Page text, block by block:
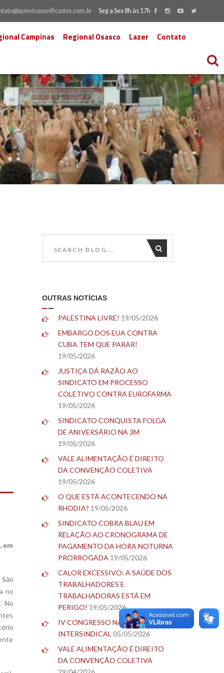
Seg a Sex 8h às 17h
Campinas Regional Osasco Lazer
Contato
em
no
No
OUTRAS NOTÍCIAS
PALESTINA LIVRE! 19/05/2026
EMBARGO DOS EUA CONTRA
CUBA TEM QUE PARAR!
19/05/2026
JUSTIÇA DÁ RAZÃO AO
SINDICATO EM PROCESSO
COLETIVO CONTRA EUROFARMA
19/05/2026
SINDICATO CONQUISTA FOLGA
DE ANIVERSÁRIO NA 3M
19/05/2026
VALE ALIMENTAÇÃO É DIREITO
DA CONVENÇÃO COLETIVA
19/05/2026
O QUE ESTÁ ACONTECENDO NA
RHODIA? 19/05/2026
SINDICATO COBRA BLAU EM
RELAÇÃO AO CRONOGRAMA DE
PAGAMENTO DA HORA NOTURNA
PRORROGADA 19/05/2026
CALOR EXCESSIVO: A SAÚDE DOS
TRABALHADORES E
TRABALHADORAS ESTÁ EM
PERIGO! 19/05/2026
IV CONGRESSO NACIONAL DA
INTERSINDICAL 05/05/2026
VALE ALIMENTAÇÃO É DIREITO
DA CONVENÇÃO COLETIVA